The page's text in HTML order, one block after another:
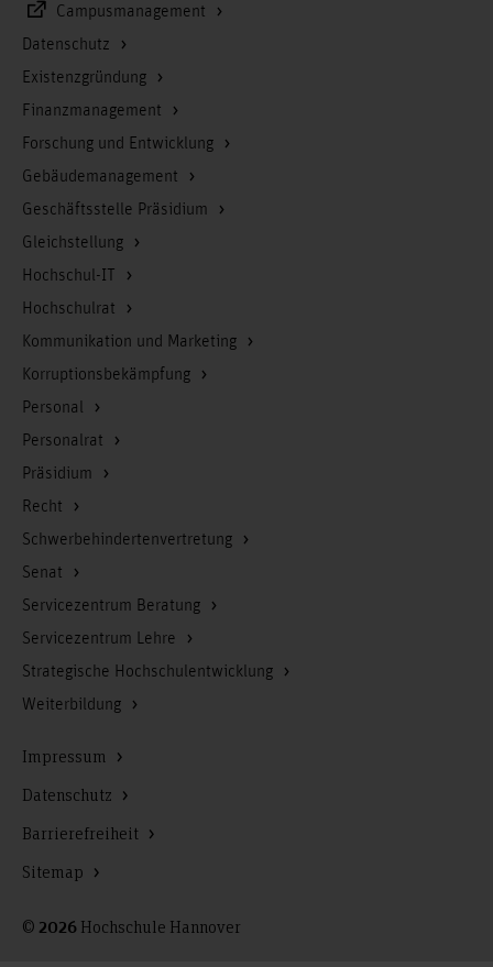
Campusmanagement
Datenschutz
Existenzgründung
Finanzmanagement
Forschung und Entwicklung
Gebäudemanagement
Geschäftsstelle Präsidium
Gleichstellung
Hochschul-IT
Hochschulrat
Kommunikation und Marketing
Korruptionsbekämpfung
Personal
Personalrat
Präsidium
Recht
Schwerbehindertenvertretung
Senat
Servicezentrum Beratung
Servicezentrum Lehre
Strategische Hochschulentwicklung
Weiterbildung
© 2026 Hochschule Hannover
Impressum
Datenschutz
Barrierefreiheit
Sitemap